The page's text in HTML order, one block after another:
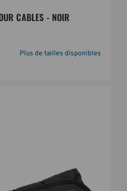
CABLES - NOIR
Plus de tailles disponibles